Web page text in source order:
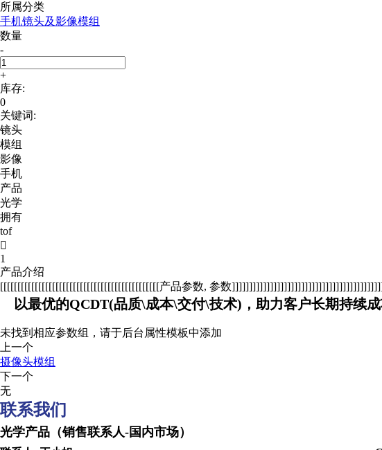
所属分类
手机镜头及影像模组
数量
-
+
库存:
0
关键词:
镜头
模组
影像
手机
产品
光学
拥有
tof

1
产品介绍
[[[[[[[[[[[[[[[[[[[[[[[[[[[[[[[[[[[[[[[[[[[[[[产品参数, 参数
以最优的QCDT(品质\成本\交付\技术)，助力客户长期持续
未找到相应参数组，请于后台属性模板中添加
上一个
摄像头模组
下一个
无
联系我们
光学产品（销售联系人-国内市场） Optical